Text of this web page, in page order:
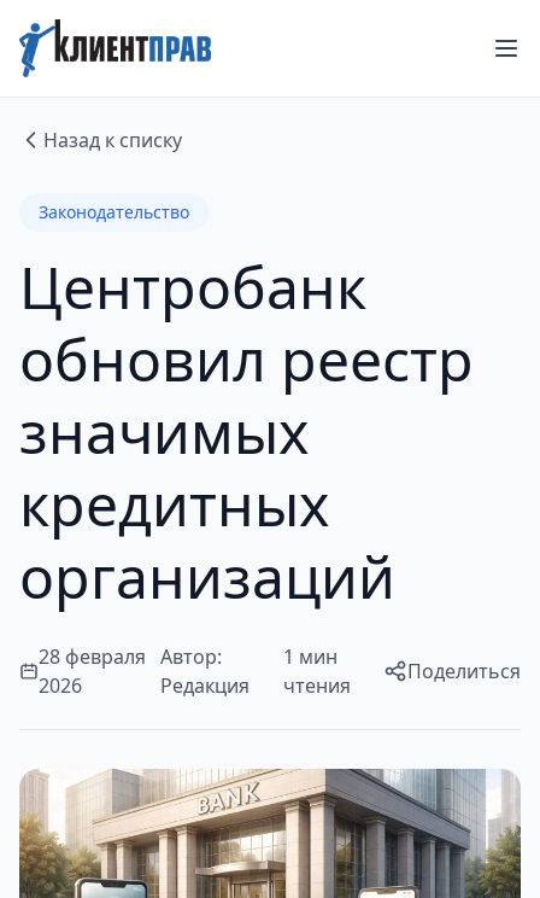
Назад к списку
Законодательство
Центробанк
обновил реестр
значимых
кредитных
организаций
28 февраля
2026
Автор:
Редакция
1 мин
чтения
Поделиться